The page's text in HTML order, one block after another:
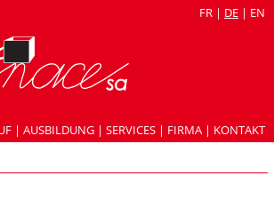
FR | DE | EN
| AUSBILDUNG | SERVICES | FIRMA | KONTAKT